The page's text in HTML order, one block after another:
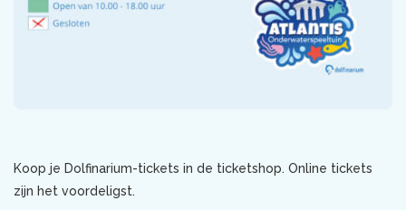
Koop je Dolfinarium-tickets in de ticketshop. Online tickets
zijn het voordeligst.